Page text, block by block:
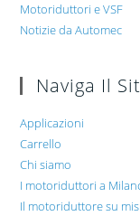
Motoriduttori e VSF
Notizie da Automec
Naviga Il
Applicazioni
Carrello
Chi siamo
I motoriduttori a
Il motoriduttore su